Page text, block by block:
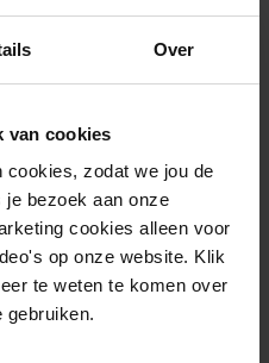
Over
van cookies
cookies, zodat we jou de
je bezoek aan onze
cookies alleen voor
op onze website. Klik
te weten te komen over
gebruiken.